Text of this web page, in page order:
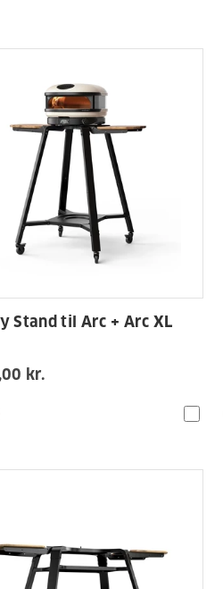
Stand til Arc + Arc XL
kr.